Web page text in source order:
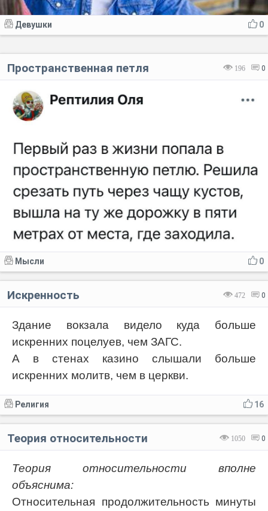
0
Девушки
196 0
Пространственная петля
0
Мысли
472 0
Искренность
Здание вокзала видело куда больше
искренних поцелуев, чем ЗАГС.
А в стенах казино слышали больше
искренних молитв, чем в церкви.
16
Религия
1050 0
Теория относительности
Теория относительности вполне
объяснима:
Относительная продолжительность минуты